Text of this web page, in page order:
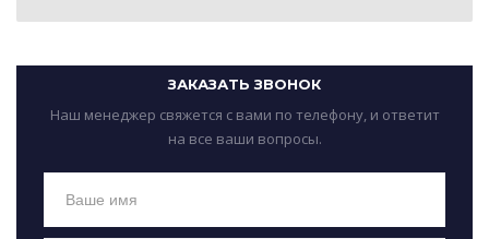
ЗАКАЗАТЬ ЗВОНОК
Наш менеджер свяжется с вами по телефону, и ответит
на все ваши вопросы.